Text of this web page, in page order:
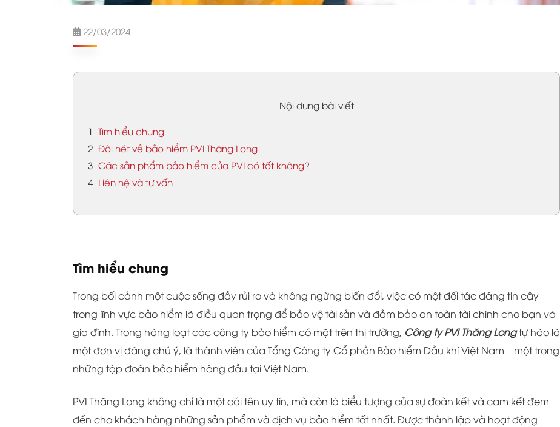
22/03/2024
Nội dung bài viết
1 Tìm hiểu chung
2 Đôi nét về bảo hiểm PVI Thăng Long
3 Các sản phẩm bảo hiểm của PVI có tốt không?
4 Liên hệ và tư vấn
Tìm hiểu chung
Trong bối cảnh một cuộc sống đầy rủi ro và không ngừng biến đổi, việc có một đối tác đáng tin cậy
trong lĩnh vực bảo hiểm là điều quan trọng để bảo vệ tài sản và đảm bảo an toàn tài chính cho bạn và
gia đình. Trong hàng loạt các công ty bảo hiểm có mặt trên thị trường, Công ty PVI Thăng Longtự hào là
một đơn vị đáng chú ý, là thành viên của Tổng Công ty Cổ phần Bảo hiểm Dầu khí Việt Nam – một trong
những tập đoàn bảo hiểm hàng đầu tại Việt Nam.
PVI Thăng Long không chỉ là một cái tên uy tín, mà còn là biểu tượng của sự đoàn kết và cam kết đem
đến cho khách hàng những sản phẩm và dịch vụ bảo hiểm tốt nhất. Được thành lập và hoạt động